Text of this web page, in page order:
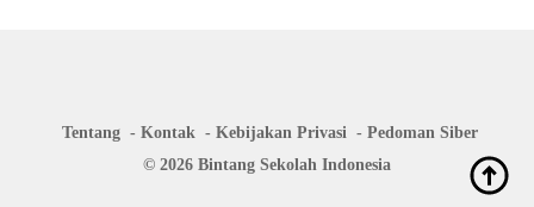
Tentang Kontak Kebijakan Privasi
Pedoman Siber
© 2026 Bintang Sekolah Indonesia